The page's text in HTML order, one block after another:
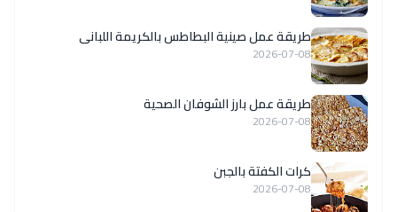
طريقة عمل صينية البطاطس بالكريمة اللبانى
2026-07-08
طريقة عمل بارز الشوفان الصحية
2026-07-08
كرات الكفتة بالجبن
2026-07-08